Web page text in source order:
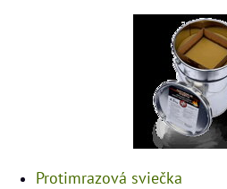
Protimrazová sviečka